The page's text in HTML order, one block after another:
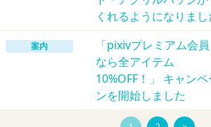
くれるようになりまし
案内
「pixivプレミアム会員
なら全アイテム
10%OFF！」 キャンペ
ンを開始しました